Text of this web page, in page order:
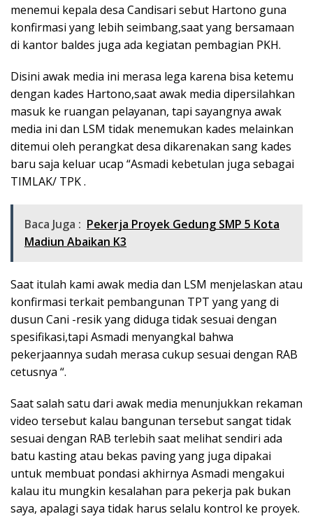
menemui kepala desa Candisari sebut Hartono guna
konfirmasi yang lebih seimbang,saat yang bersamaan
di kantor baldes juga ada kegiatan pembagian PKH.
Disini awak media ini merasa lega karena bisa ketemu
dengan kades Hartono,saat awak media dipersilahkan
masuk ke ruangan pelayanan, tapi sayangnya awak
media ini dan LSM tidak menemukan kades melainkan
ditemui oleh perangkat desa dikarenakan sang kades
baru saja keluar ucap “Asmadi kebetulan juga sebagai
TIMLAK/ TPK .
Baca Juga : Pekerja Proyek Gedung SMP 5 Kota
Madiun Abaikan K3
Saat itulah kami awak media dan LSM menjelaskan atau
konfirmasi terkait pembangunan TPT yang yang di
dusun Cani -resik yang diduga tidak sesuai dengan
spesifikasi,tapi Asmadi menyangkal bahwa
pekerjaannya sudah merasa cukup sesuai dengan RAB
cetusnya “.
Saat salah satu dari awak media menunjukkan rekaman
video tersebut kalau bangunan tersebut sangat tidak
sesuai dengan RAB terlebih saat melihat sendiri ada
batu kasting atau bekas paving yang juga dipakai
untuk membuat pondasi akhirnya Asmadi mengakui
kalau itu mungkin kesalahan para pekerja pak bukan
saya, apalagi saya tidak harus selalu kontrol ke proyek.